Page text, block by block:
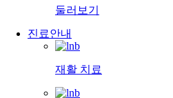
둘러보기
진료안내
재활 치료